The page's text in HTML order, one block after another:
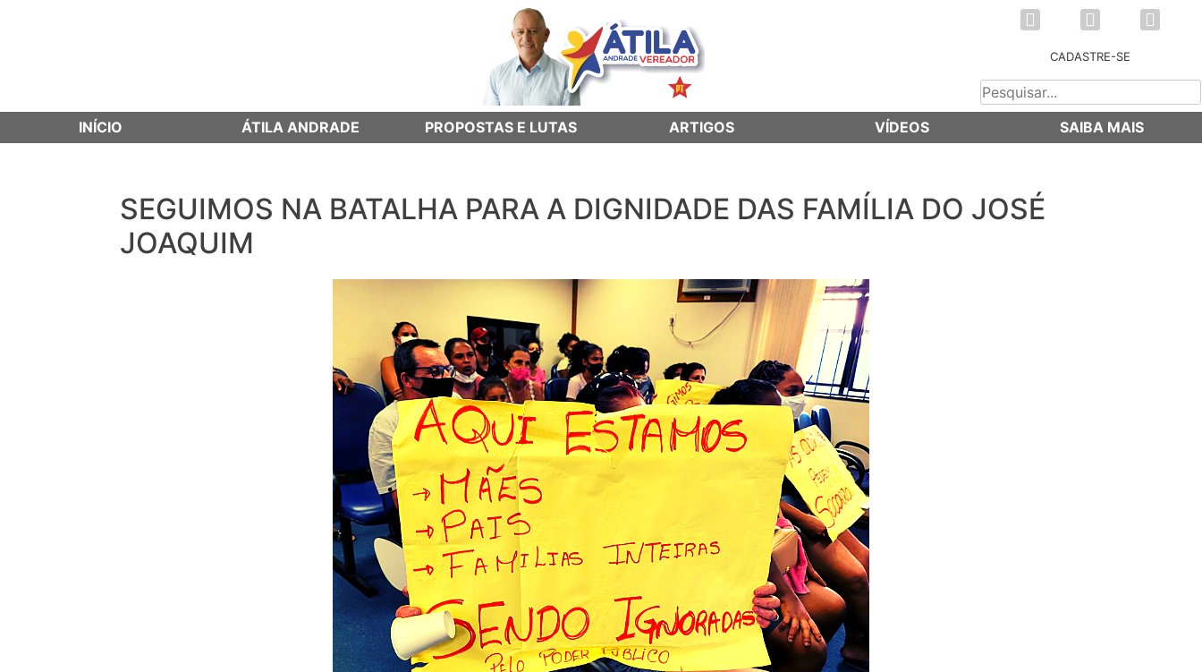
CADASTRE-SE
INÍCIO ÁTILA ANDRADE PROPOSTAS E LUTAS ARTIGOS VÍDEOS SAIBA MAIS
SEGUIMOS NA BATALHA PARA A DIGNIDADE DAS FAMÍLIA DO JOSÉ
JOAQUIM